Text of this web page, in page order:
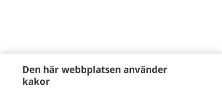
Den här webbplatsen använder
kakor